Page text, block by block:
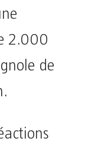
2.000
de